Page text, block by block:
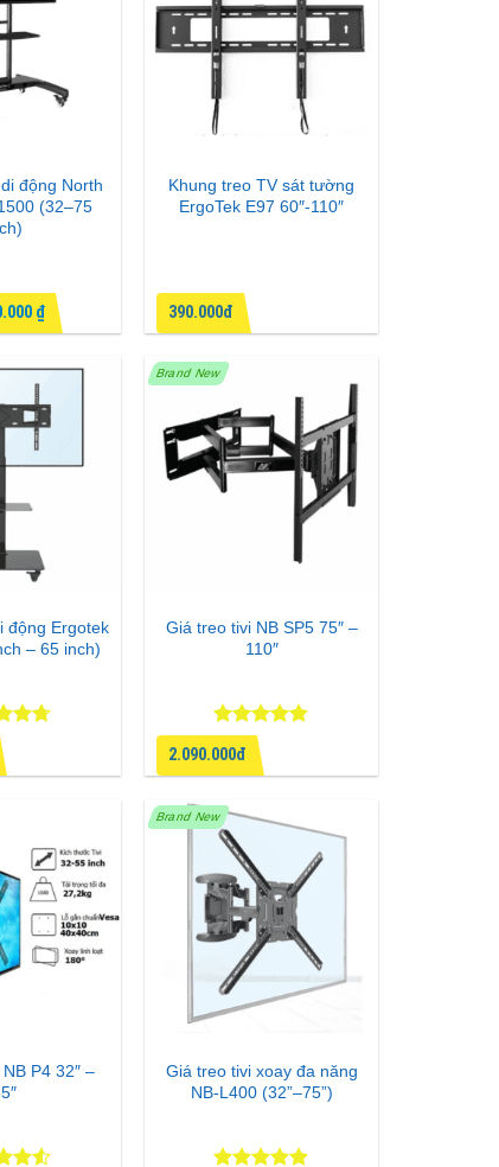
động North
(32–75
₫
Khung treo TV sát tường
ErgoTek E97 60″-110″
390.000đ
động Ergotek
– 65 inch)
4.67
Brand New
Giá treo tivi NB SP5 75″ –
110″
Được xếp
hạng4.8
sao
2.090.000đ
P4 32″ –
Brand New
Giá treo tivi xoay đa năng
NB-L400 (32”–75”)